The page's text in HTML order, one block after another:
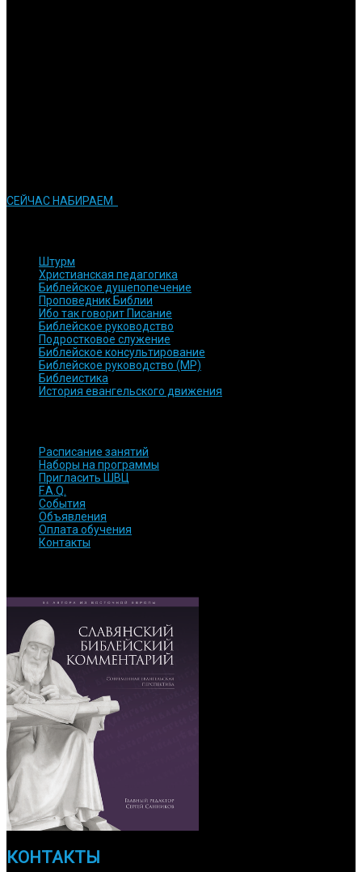
СЕЙЧАС НАБИРАЕМ
Штурм
Христианская педагогика
Библейское душепопечение
Проповедник Библии
Ибо так говорит Писание
Библейское руководство
Подростковое служение
Библейское консультирование
Библейское руководство (МР)
Библеистика
История евангельского движения
Расписание занятий
Наборы на программы
Пригласить ШВЦ
F.A.Q.
События
Объявления
Оплата обучения
Контакты
КОНТАКТЫ